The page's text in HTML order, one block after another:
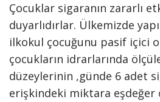
Çocuklar sigaranın zararlı
duyarlıdırlar. Ülkemizde
ilkokul çocuğunu pasif içici
çocukların idrarlarında
düzeylerinin ,günde 6 adet
erişkindeki miktara eşdeğer